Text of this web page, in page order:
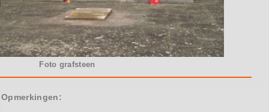
Foto grafsteen
Opmerkingen: